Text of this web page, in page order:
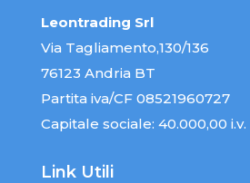
Leontrading Srl
Via Tagliamento,130/136
76123 Andria BT
Partita iva/CF 08521960727
Capitale sociale: 40.000,00 i.v.
Link Utili